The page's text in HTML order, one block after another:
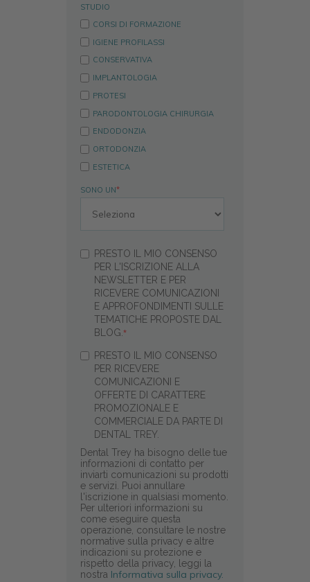
STUDIO
CORSI DI FORMAZIONE
IGIENE PROFILASSI
CONSERVATIVA
IMPLANTOLOGIA
PROTESI
PARODONTOLOGIA CHIRURGIA
ENDODONZIA
ORTODONZIA
ESTETICA
SONO UN*
PRESTO IL MIO CONSENSO
PER L'ISCRIZIONE ALLA
NEWSLETTER E PER
RICEVERE COMUNICAZIONI
E APPROFONDIMENTI SULLE
TEMATICHE PROPOSTE DAL
BLOG.*
PRESTO IL MIO CONSENSO
PER RICEVERE
COMUNICAZIONI E
OFFERTE DI CARATTERE
PROMOZIONALE E
COMMERCIALE DA PARTE DI
DENTAL TREY.
Dental Trey ha bisogno delle tue
informazioni di contatto per
inviarti comunicazioni su prodotti
e servizi. Puoi annullare
l'iscrizione in qualsiasi momento.
Per ulteriori informazioni su
come eseguire questa
operazione, consultare le nostre
normative sulla privacy e altre
indicazioni su protezione e
rispetto della privacy, leggi la
nostra Informativa sulla privacy.